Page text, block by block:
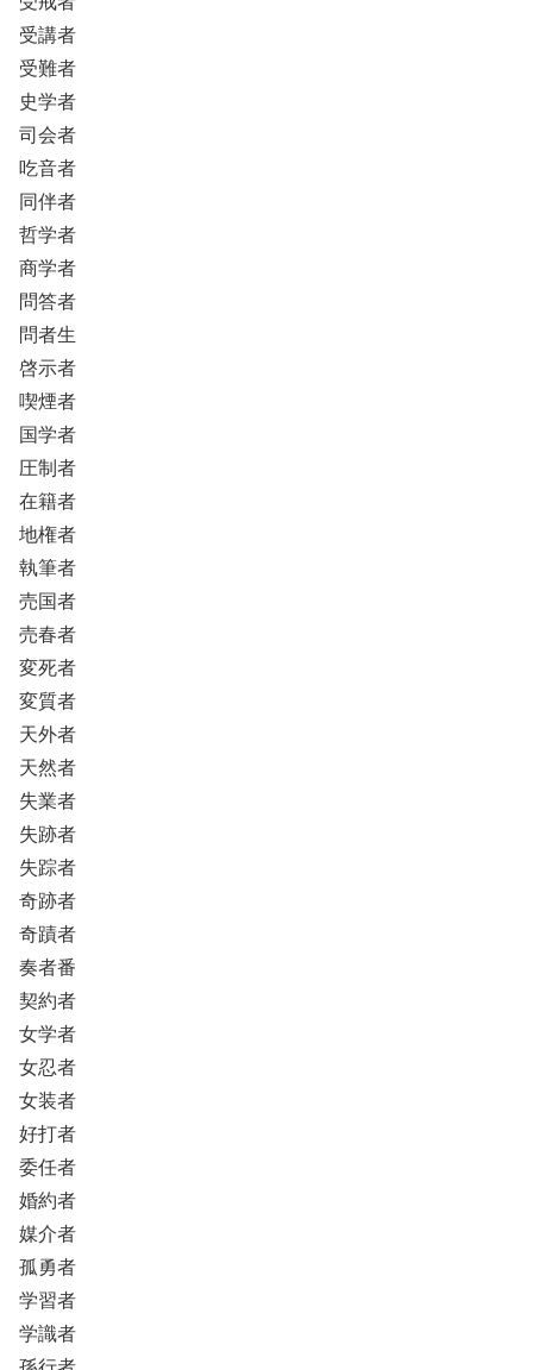
受講者
受難者
史学者
司会者
吃音者
同伴者
哲学者
商学者
問答者
問者生
啓示者
喫煙者
国学者
圧制者
在籍者
地権者
執筆者
売国者
売春者
変死者
変質者
天外者
天然者
失業者
失跡者
失踪者
奇跡者
奇蹟者
奏者番
契約者
女学者
女忍者
女装者
好打者
委任者
婚約者
媒介者
孤勇者
学習者
学識者